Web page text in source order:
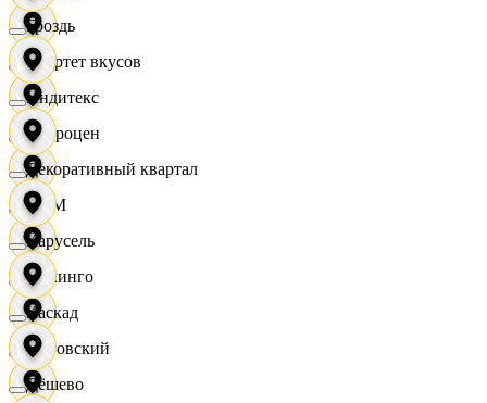
Квартет вкусов
Доброцен
ДОМ
Доминго
Кировский
Гроздь
Индитекс
Декоративный квартал
Карусель
Каскад
Дёшево